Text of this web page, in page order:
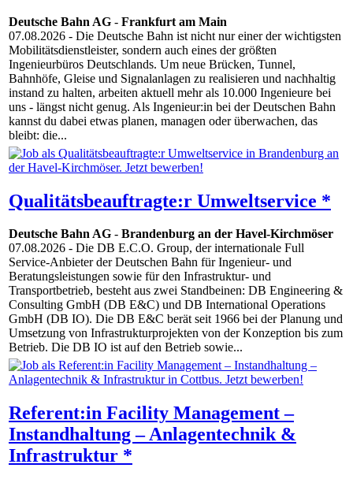
Deutsche Bahn AG - Frankfurt am Main
07.08.2026 - Die Deutsche Bahn ist nicht nur einer der wichtigsten
Mobilitätsdienstleister, sondern auch eines der größten
Ingenieurbüros Deutschlands. Um neue Brücken, Tunnel,
Bahnhöfe, Gleise und Signalanlagen zu realisieren und nachhaltig
instand zu halten, arbeiten aktuell mehr als 10.000 Ingenieure bei
uns - längst nicht genug. Als Ingenieur:in bei der Deutschen Bahn
kannst du dabei etwas planen, managen oder überwachen, das
bleibt: die...
Qualitätsbeauftragte:r Umweltservice *
Deutsche Bahn AG - Brandenburg an der Havel-Kirchmöser
07.08.2026 - Die DB E.C.O. Group, der internationale Full
Service-Anbieter der Deutschen Bahn für Ingenieur- und
Beratungsleistungen sowie für den Infrastruktur- und
Transportbetrieb, besteht aus zwei Standbeinen: DB Engineering &
Consulting GmbH (DB E&C) und DB International Operations
GmbH (DB IO). Die DB E&C berät seit 1966 bei der Planung und
Umsetzung von Infrastrukturprojekten von der Konzeption bis zum
Betrieb. Die DB IO ist auf den Betrieb sowie...
Referent:in Facility Management –
Instandhaltung – Anlagentechnik &
Infrastruktur *